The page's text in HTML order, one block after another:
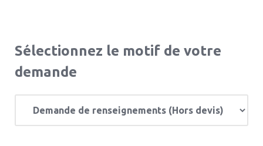
Sélectionnez le motif de votre
demande